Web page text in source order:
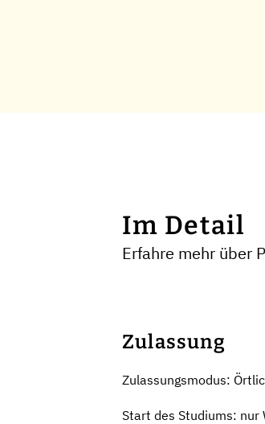
Im Detail
Erfahre mehr über
Zulassung
Zulassungsmodus:
Start des Studiums: